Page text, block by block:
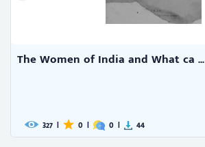
The Women of India and What ca ...
327 | 0 | 0 | 44